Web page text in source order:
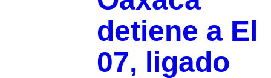
detiene a El
07, ligado